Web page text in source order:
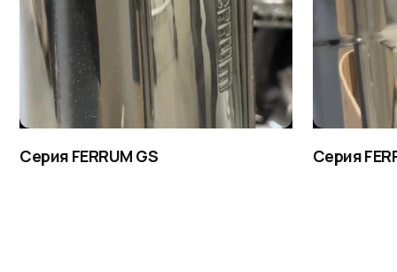
Серия FERRUM
Серия FERRUM GS